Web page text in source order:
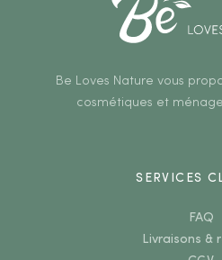
Be Loves Nature vous
cosmétiques et
SERVICES
FAQ
Livraisons &